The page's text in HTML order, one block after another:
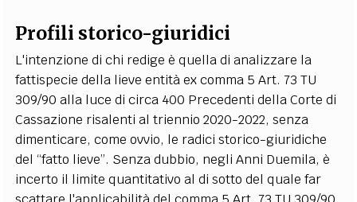
Profili storico-giuridici
L'intenzione di chi redige è quella di analizzare la
fattispecie della lieve entità ex comma 5 Art. 73 TU
309/90 alla luce di circa 400 Precedenti della Corte di
Cassazione risalenti al triennio 2020-2022, senza
dimenticare, come ovvio, le radici storico-giuridiche
del “fatto lieve”. Senza dubbio, negli Anni Duemila, è
incerto il limite quantitativo al di sotto del quale far